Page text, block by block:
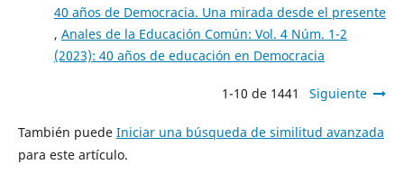
40 años de Democracia. Una mirada desde el presente
, Anales de la Educación Común: Vol. 4 Núm. 1-2
(2023): 40 años de educación en Democracia
1-10 de 1441 Siguiente
También puede Iniciar una búsqueda de similitud avanzada
para este artículo.